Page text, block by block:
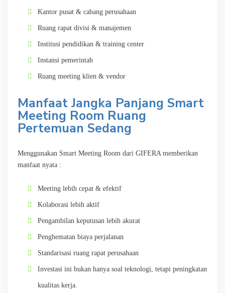
Kantor pusat & cabang perusahaan
Ruang rapat divisi & manajemen
Institusi pendidikan & training center
Instansi pemerintah
Ruang meeting klien & vendor
Manfaat Jangka Panjang Smart
Meeting Room Ruang
Pertemuan Sedang
Menggunakan Smart Meeting Room dari GIFERA memberikan
manfaat nyata :
Meeting lebih cepat & efektif
Kolaborasi lebih aktif
Pengambilan keputusan lebih akurat
Penghematan biaya perjalanan
Standarisasi ruang rapat perusahaan
Investasi ini bukan hanya soal teknologi, tetapi peningkatan
kualitas kerja.